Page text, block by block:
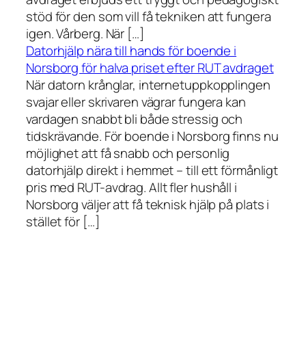
stöd för den som vill få tekniken att fungera
igen. Vårberg. När […]
Datorhjälp nära till hands för boende i
Norsborg för halva priset efter RUT avdraget
När datorn krånglar, internetuppkopplingen
svajar eller skrivaren vägrar fungera kan
vardagen snabbt bli både stressig och
tidskrävande. För boende i Norsborg finns nu
möjlighet att få snabb och personlig
datorhjälp direkt i hemmet – till ett förmånligt
pris med RUT-avdrag. Allt fler hushåll i
Norsborg väljer att få teknisk hjälp på plats i
stället för […]